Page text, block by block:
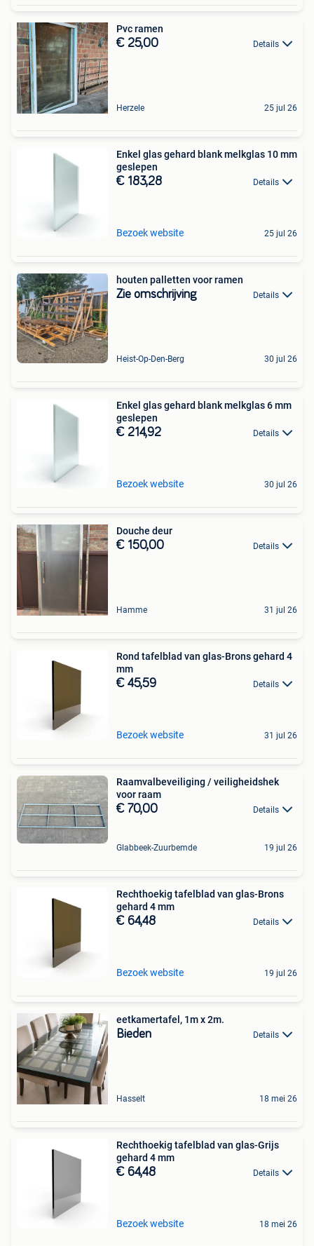
Pvc ramen
€ 25,00 Details
Herzele 25 jul 26
Enkel glas gehard blank melkglas 10 mm
geslepen
€ 183,28 Details
Bezoek website 25 jul 26
houten palletten voor ramen
Zie omschrijving Details
Heist-Op-Den-Berg 30 jul 26
Enkel glas gehard blank melkglas 6 mm
geslepen
€ 214,92 Details
Bezoek website 30 jul 26
Douche deur
€ 150,00 Details
Hamme 31 jul 26
Rond tafelblad van glas-Brons gehard 4
mm
€ 45,59 Details
Bezoek website 31 jul 26
Raamvalbeveiliging / veiligheidshek
voor raam
€ 70,00 Details
Glabbeek-Zuurbemde 19 jul 26
Rechthoekig tafelblad van glas-Brons
gehard 4 mm
€ 64,48 Details
Bezoek website 19 jul 26
eetkamertafel, 1m x 2m.
Bieden Details
Hasselt 18 mei 26
Rechthoekig tafelblad van glas-Grijs
gehard 4 mm
€ 64,48 Details
Bezoek website 18 mei 26